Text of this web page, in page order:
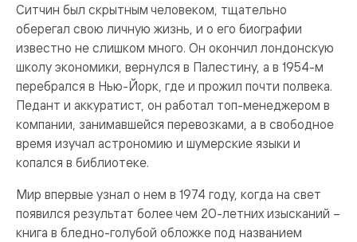
Ситчин был скрытным человеком, тщательно
оберегал свою личную жизнь, и о его биографии
известно не слишком много. Он окончил лондонскую
школу экономики, вернулся в Палестину, а в 1954-м
перебрался в Нью-Йорк, где и прожил почти полвека.
Педант и аккуратист, он работал топ-менеджером в
компании, занимавшейся перевозками, а в свободное
время изучал астрономию и шумерские языки и
копался в библиотеке.
Мир впервые узнал о нем в 1974 году, когда на свет
появился результат более чем 20-летних изысканий –
книга в бледно-голубой обложке под названием